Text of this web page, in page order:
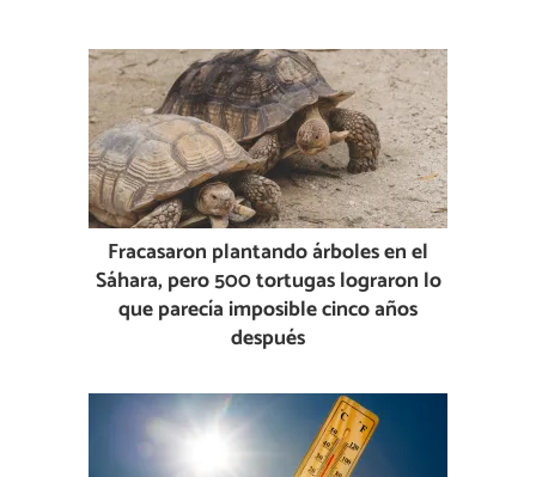
Fracasaron plantando árboles en el
Sáhara, pero 500 tortugas lograron lo
que parecía imposible cinco años
después